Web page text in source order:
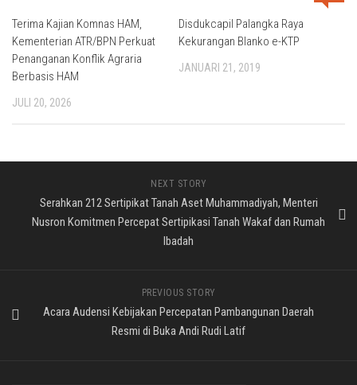
Terima Kajian Komnas HAM,
Kementerian ATR/BPN Perkuat
Penanganan Konflik Agraria
Berbasis HAM
JULI 20, 2026
Disdukcapil Palangka Raya
Kekurangan Blanko e-KTP
JANUARI 21, 2019
NEXT STORY
Serahkan 212 Sertipikat Tanah Aset Muhammadiyah, Menteri
Nusron Komitmen Percepat Sertipikasi Tanah Wakaf dan Rumah
Ibadah
PREVIOUS STORY
Acara Audensi Kebijakan Percepatan Pambangunan Daerah
Resmi di Buka Andi Rudi Latif